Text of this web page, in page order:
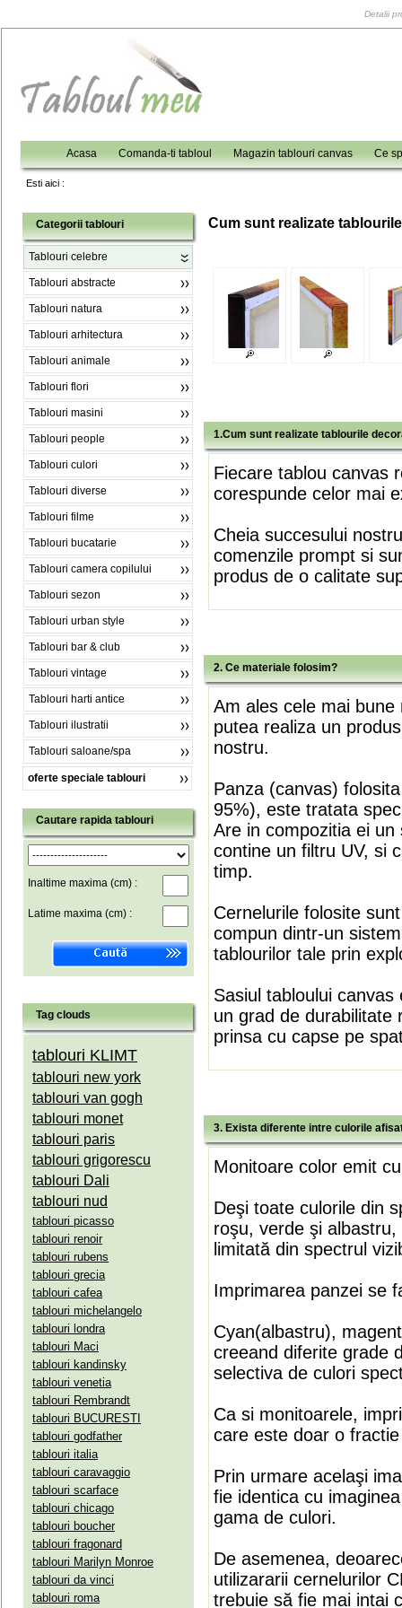
Detalii
Acasa Comanda-ti tabloul Magazin tablouri canvas Ce
Esti aici :
Categorii tablouri
Tablouri celebre
Tablouri abstracte
Tablouri natura
Tablouri arhitectura
Tablouri animale
Tablouri flori
Tablouri masini
Tablouri people
Tablouri culori
Tablouri diverse
Tablouri filme
Tablouri bucatarie
Tablouri camera copilului
Tablouri sezon
Tablouri urban style
Tablouri bar & club
Tablouri vintage
Tablouri harti antice
Tablouri ilustratii
Tablouri saloane/spa
oferte speciale tablouri
Cautare rapida tablouri
Inaltime maxima (cm) :
Latime maxima (cm) :
Tag clouds
tablouri KLIMT
tablouri new york
tablouri van gogh
tablouri monet
tablouri paris
tablouri grigorescu
tablouri Dali
tablouri nud
tablouri picasso
tablouri renoir
tablouri rubens
tablouri grecia
tablouri cafea
tablouri michelangelo
tablouri londra
tablouri Maci
tablouri kandinsky
tablouri venetia
tablouri Rembrandt
tablouri BUCURESTI
tablouri godfather
tablouri italia
tablouri caravaggio
tablouri scarface
tablouri chicago
tablouri boucher
tablouri fragonard
tablouri Marilyn Monroe
tablouri da vinci
tablouri roma
Cum sunt realizate
1.Cum sunt realizate tablourile
Fiecare tablou canvas
corespunde celor mai
Cheia succesului
comenzile prompt si
produs de o calitate
2. Ce materiale folosim?
Am ales cele mai
putea realiza un
nostru.
Panza (canvas)
95%), este tratata
Are in compozitia ei
contine un filtru UV, si
timp.
Cernelurile folosite
compun dintr-un
tablourilor tale prin
Sasiul tabloului
un grad de durabilitate
prinsa cu capse pe
3. Exista diferente intre culorile
Monitoare color emit
Deşi toate culorile din
roşu, verde şi
limitată din spectrul
Imprimarea panzei se
Cyan(albastru),
creeand diferite grade
selectiva de culori
Ca si monitoarele,
care este doar o
Prin urmare acelaşi
fie identica cu
gama de culori.
De asemenea,
utilizararii cernelurilor
trebuie să fie mai intai